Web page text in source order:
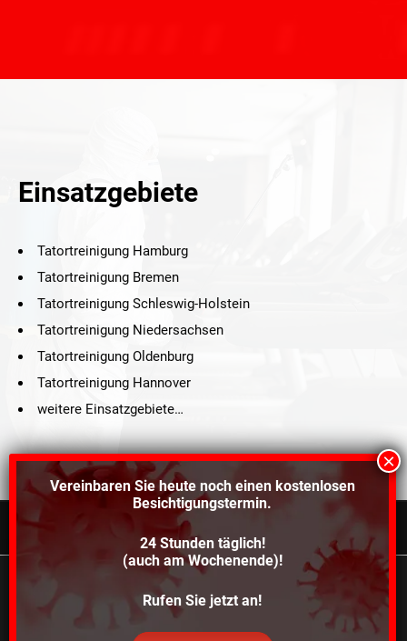
Einsatzgebiete
Tatortreinigung Hamburg
Tatortreinigung Bremen
Tatortreinigung Schleswig-Holstein
Tatortreinigung Niedersachsen
Tatortreinigung Oldenburg
Tatortreinigung Hannover
weitere Einsatzgebiete…
©2021 Schröders Service Team Nord, All Rights Reserved.
Schroeder Service Team Nord
Kontakt Impressum Datenschutz
Vereinbaren Sie heute noch einen kostenlosen
Besichtigungstermin.
24 Stunden täglich!
(auch am Wochenende)!
Rufen Sie jetzt an!
Wir verwenden Cookies, um dir die bestmögliche
Erfahrung auf unserer Website zu bieten.
Einstellungenkannst du erfahren, welche Cookies